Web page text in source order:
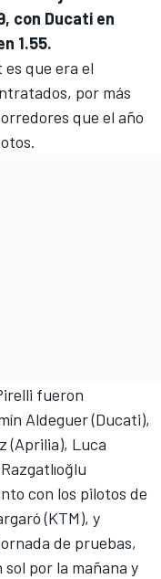
con Ducati en
1.55.
que era el
por más
que el año
fueron
Aldeguer(Ducati),
(Aprilia), Luca
con los pilotos de
(KTM), y
de pruebas,
por la mañana y